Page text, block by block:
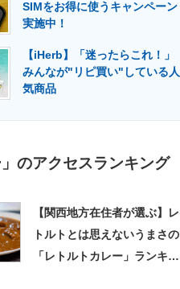
SIMをお得に使うキャンペーン
実施中！
【iHerb】「迷ったらこれ！」
みんなが"リピ買い"している人
気商品
」のアクセスランキング
【関西地方在住者が選ぶ】レ
トルトとは思えないうまさの
「レトルトカレー」ランキン